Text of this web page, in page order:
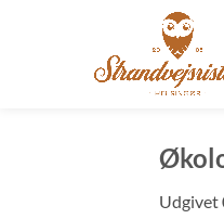
Udgivet